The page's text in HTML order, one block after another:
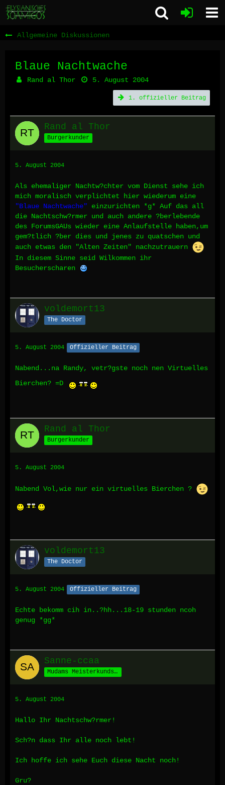
Allgemeine Diskussionen
Blaue Nachtwache
Rand al Thor 5. August 2004
1. offizieller Beitrag
Rand al Thor
Burgerkunder
5. August 2004
Als ehemaliger Nachtw?chter vom Dienst sehe ich
mich moralisch verplichtet hier wiederum eine
"Blaue Nachtwache" einzurichten *g* Auf das all
die Nachtschw?rmer und auch andere ?berlebende
des ForumsGAUs wieder eine Anlaufstelle haben,um
gem?tlich ?ber dies und jenes zu quatschen und
auch etwas den "Alten Zeiten" nachzutrauern
In diesem Sinne seid Wilkommen ihr
Besucherscharen
voldemort13
The Doctor
5. August 2004 Offizieller Beitrag
Nabend...na Randy, vetr?gste noch nen Virtuelles
Bierchen? =D
Rand al Thor
Burgerkunder
5. August 2004
Nabend Vol,wie nur ein virtuelles Bierchen ?
voldemort13
The Doctor
5. August 2004 Offizieller Beitrag
Echte bekomm cih in..?hh...18-19 stunden ncoh
genug *gg*
Sanne-ccaa
Mudams Meisterkundschafter
5. August 2004
Hallo Ihr Nachtschw?rmer!
Sch?n dass Ihr alle noch lebt!
Ich hoffe ich sehe Euch diese Nacht noch!
Gru?